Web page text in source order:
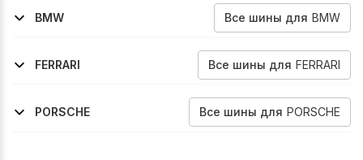
BMW Все шины для BMW
2000-2006
2006-2010
2010-2013
2013-2018
2009-2015
2008-2014
2014-2019
2009-2015
FERRARI
Все шины для FERRARI
2019-2024
2017-2024
2012-2017
PORSCHE
Все шины для PORSCHE